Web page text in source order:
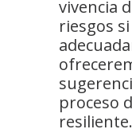
vivencia
riesgos
proceso
resiliente.